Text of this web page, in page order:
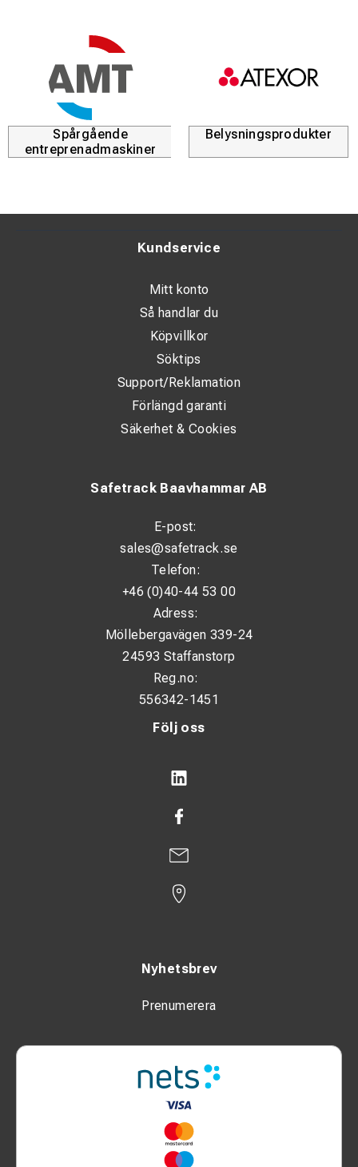
Spårgående
entreprenadmaskiner
Belysningsprodukter
Följ oss
Nyhetsbrev
Prenumerera
Safetrack Baavhammar AB
E-post:
sales@safetrack.se
Telefon:
+46 (0)40-44 53 00
Adress:
Möllebergavägen 339-24
24593 Staffanstorp
Reg.no:
556342-1451
Kundservice
Mitt konto
Så handlar du
Köpvillkor
Söktips
Support/Reklamation
Förlängd garanti
Säkerhet & Cookies